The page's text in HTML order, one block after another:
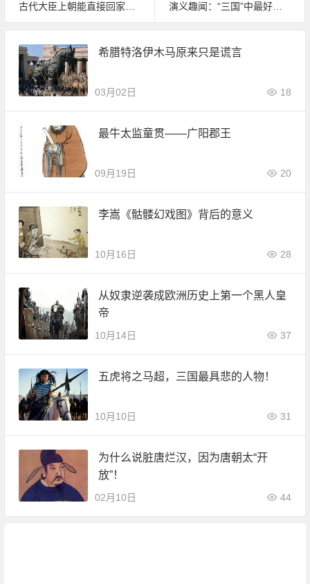
古代大臣上朝能直接回家？不，这是电视剧给的假象！
演义趣闻：“三国”中最好色人物排行榜
希腊特洛伊木马原来只是谎言
03月02日 18
最牛太监童贯——广阳郡王
09月19日 20
李嵩《骷髅幻戏图》背后的意义
10月16日 28
从奴隶逆袭成欧洲历史上第一个黑人皇
帝
10月14日 37
五虎将之马超，三国最具悲的人物！
10月10日 31
为什么说脏唐烂汉，因为唐朝太“开
放”！
02月10日 44